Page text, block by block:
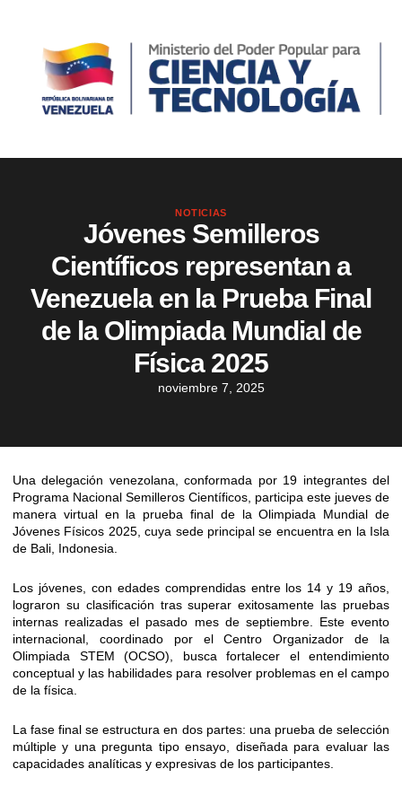
NOTICIAS
Jóvenes Semilleros
Científicos representan a
Venezuela en la Prueba Final
de la Olimpiada Mundial de
Física 2025
noviembre 7, 2025
Una delegación venezolana, conformada por 19 integrantes del
Programa Nacional Semilleros Científicos, participa este jueves de
manera virtual en la prueba final de la Olimpiada Mundial de
Jóvenes Físicos 2025, cuya sede principal se encuentra en la Isla
de Bali, Indonesia.
​Los jóvenes, con edades comprendidas entre los 14 y 19 años,
lograron su clasificación tras superar exitosamente las pruebas
internas realizadas el pasado mes de septiembre. Este evento
internacional, coordinado por el Centro Organizador de la
Olimpiada STEM (OCSO), busca fortalecer el entendimiento
conceptual y las habilidades para resolver problemas en el campo
de la física.
​La fase final se estructura en dos partes: una prueba de selección
múltiple y una pregunta tipo ensayo, diseñada para evaluar las
capacidades analíticas y expresivas de los participantes.